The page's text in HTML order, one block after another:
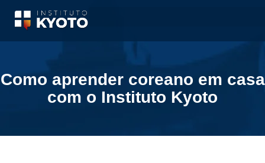
Como aprender coreano em casa
com o Instituto Kyoto